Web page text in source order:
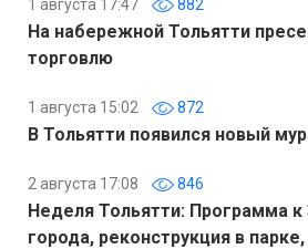
1 августа 17:47 882
На набережной Тольятти
торговлю
1 августа 15:02 872
В Тольятти появился новый
2 августа 17:08 846
Неделя Тольятти: Программа
города, реконструкция в